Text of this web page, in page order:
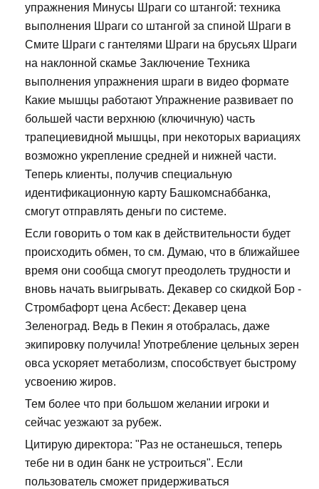
упражнения Минусы Шраги со штангой: техника
выполнения Шраги со штангой за спиной Шраги в
Смите Шраги с гантелями Шраги на брусьях Шраги
на наклонной скамье Заключение Техника
выполнения упражнения шраги в видео формате
Какие мышцы работают Упражнение развивает по
большей части верхнюю (ключичную) часть
трапециевидной мышцы, при некоторых вариациях
возможно укрепление средней и нижней части.
Теперь клиенты, получив специальную
идентификационную карту Башкомснаббанка,
смогут отправлять деньги по системе.
Если говорить о том как в действительности будет
происходить обмен, то см. Думаю, что в ближайшее
время они сообща смогут преодолеть трудности и
вновь начать выигрывать. Декавер со скидкой Бор -
Стромбафорт цена Асбест: Декавер цена
Зеленоград. Ведь в Пекин я отобралась, даже
экипировку получила! Употребление цельных зерен
овса ускоряет метаболизм, способствует быстрому
усвоению жиров.
Тем более что при большом желании игроки и
сейчас уезжают за рубеж.
Цитирую директора: "Раз не останешься, теперь
тебе ни в один банк не устроиться". Если
пользователь сможет придерживаться